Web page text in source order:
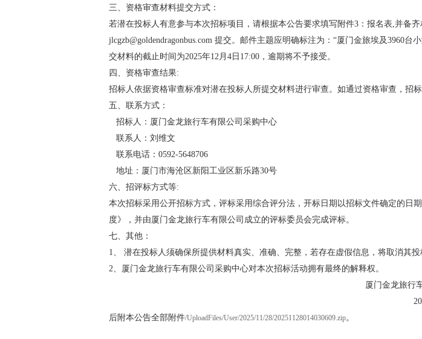
三、资格审查材料提交方式：
若潜在投标人有意参与本次招标项目，请根据本公告要求填写附件3：报名表,并备
jlcgzb@goldendragonbus.com 提交。邮件主题应明确标注为：“厦门金旅埃及3960
交材料的截止时间为2025年12月4日17:00，逾期将不予接受。
四、资格审查结果:
招标人依据资格审查标准对潜在投标人所提交材料进行审查。如通过资格审查，招
五、联系方式：
招标人：厦门金龙旅行车有限公司采购中心
联系人：刘维文
联系电话：0592-5648706
地址：厦门市海沧区新阳工业区新乐路30号
六、招评标方式等:
本次招标采用公开招标方式，评标采用综合评分法，开标日期以招标文件确定的日
度》，并由厦门金龙旅行车有限公司成立的评标委员会完成评标。
七、其他：
1、 潜在投标人须确保所提供材料真实、准确、完整，若存在虚假信息，将取消其投
2、厦门金龙旅行车有限公司采购中心对本次招标活动拥有最终的解释权。
厦门金龙旅行车有限公司采
2025年11月
后附本公告全部附件/UploadFiles/User/2025/11/28/20251128014030609.zip。